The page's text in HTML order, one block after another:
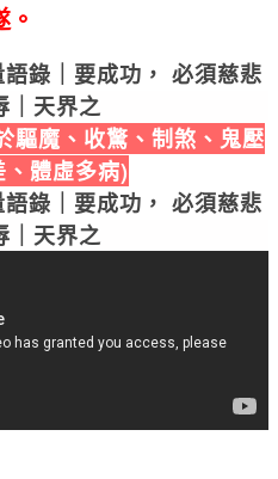
。
驅魔、收驚、制煞、鬼壓
體虛多病)